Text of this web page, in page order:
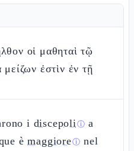
οἱ μαθηταὶ τῷ
ἐστὶν ἐν τῇ
i discepoliⓘ a
èmaggioreⓘ nel